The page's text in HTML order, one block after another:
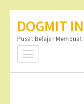
konten
(Tekan
DOGMIT
Pusat Belajar